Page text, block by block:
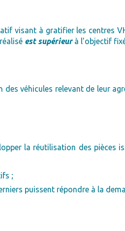
visant à gratifier les centres
est supérieurà l’objectif
véhicules relevant de leur
la réutilisation des pièces
;
puissent répondre à la